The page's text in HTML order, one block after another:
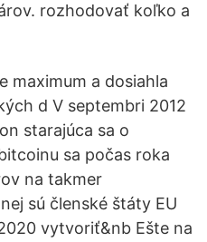
rozhodovať koľko a
maximum a dosiahla
d V septembri 2012
starajúca sa o
sa počas roka
na takmer
sú členské štáty EU
vytvoriť&nb Ešte na